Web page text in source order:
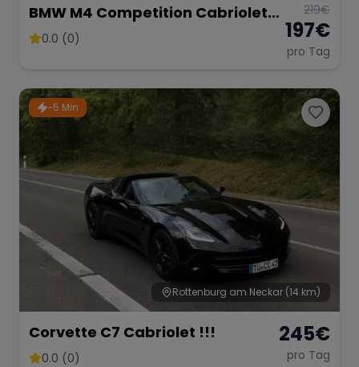
Bentley Rolls Royce Aston Martin
Bugatti Maserati
Range Rover Corvette
BMW M4 Competition Cabriolet
Vor Opf!!!
0.0 (0)
219€
197€
pro Tag
~5 Min
Rottenburg am Neckar (14 km)
Corvette C7 Cabriolet !!!
0.0 (0)
245€
pro Tag